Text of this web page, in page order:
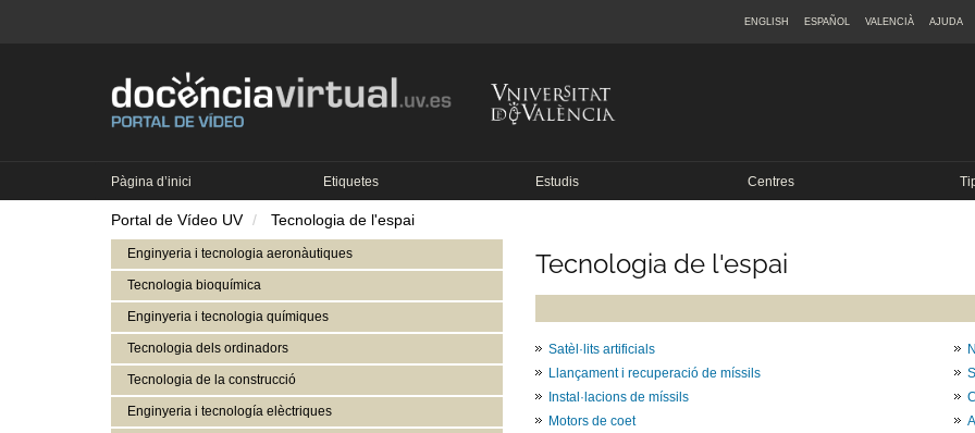
ENGLISH ESPAÑOL VALENCIÀ AJUDA
Pàgina d’inici Etiquetes Estudis Centres
Portal de Vídeo UV Tecnologia de l'espai
Enginyeria i tecnologia aeronàutiques
Tecnologia bioquímica
Enginyeria i tecnologia químiques
Tecnologia dels ordinadors
Tecnologia de la construcció
Enginyeria i tecnología elèctriques
Tecnologia de l'espai
Satèl·lits artificials
Llançament i recuperació de míssils
Instal·lacions de míssils
Motors de coet